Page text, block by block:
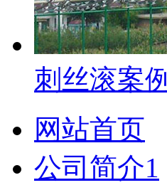
刺丝滚案例
网站首页
公司简介1